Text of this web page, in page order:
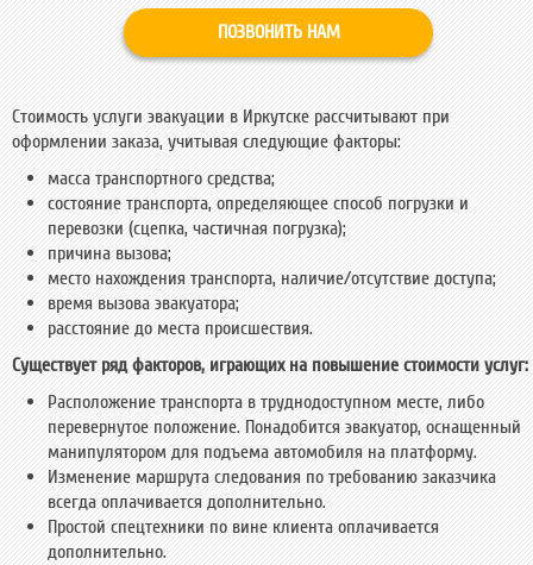
ПОЗВОНИТЬ НАМ
Стоимость услуги эвакуации в Иркутске рассчитывают при
оформлении заказа, учитывая следующие факторы:
масса транспортного средства;
состояние транспорта, определяющее способ погрузки и
перевозки (сцепка, частичная погрузка);
причина вызова;
место нахождения транспорта, наличие/отсутствие доступа;
время вызова эвакуатора;
расстояние до места происшествия.
Существует ряд факторов, играющих на повышение стоимости услуг:
Расположение транспорта в труднодоступном месте, либо
перевернутое положение. Понадобится эвакуатор, оснащенный
манипулятором для подъема автомобиля на платформу.
Изменение маршрута следования по требованию заказчика
всегда оплачивается дополнительно.
Простой спецтехники по вине клиента оплачивается
дополнительно.